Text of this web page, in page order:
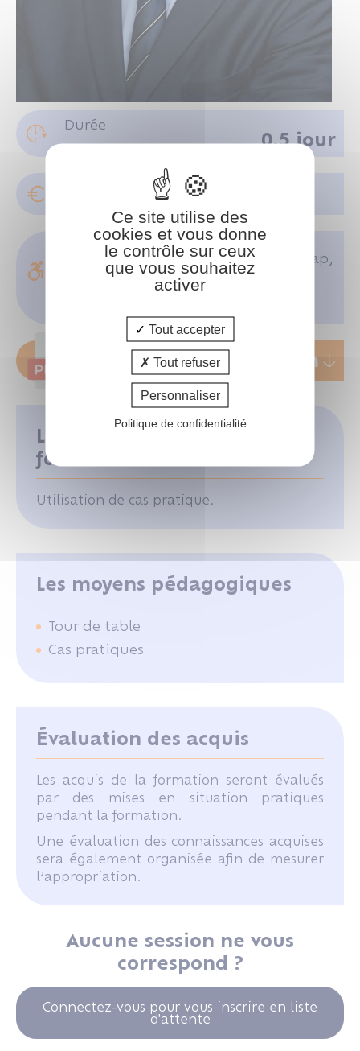
M. REVERDY Pierre-Marie
Se connecter
Durée
0.5 jour
Pour connaître le tarif de cette
formation, connectez-vous
Accessibilité :
Si vous êtes en situation de handicap,
nous sommes en mesure de vous
accueillir, n'hésitez pas à nous
Programme de formation
Les points forts de la
formation
Utilisation de cas pratique.
Les moyens pédagogiques
Tour de table
Cas pratiques
Évaluation des acquis
Les acquis de la formation seront évalués
par des mises en situation pratiques
pendant la formation.
Une évaluation des connaissances acquises
sera également organisée afin de mesurer
l’appropriation.
Aucune session ne vous
correspond ?
Connectez-vous pour vous inscrire en liste
d'attente
Ce site utilise des
cookies et vous donne
le contrôle sur ceux
que vous souhaitez
activer
Tout accepter
Tout refuser
Personnaliser
Politique de confidentialité